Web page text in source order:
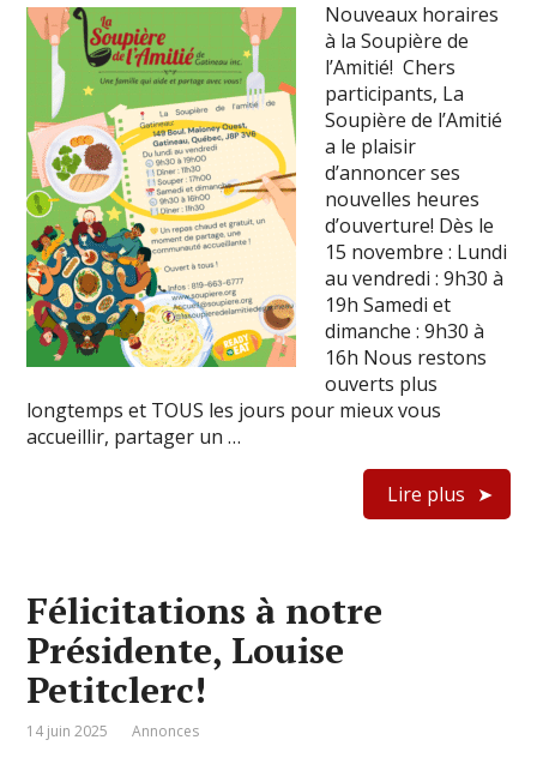
Nouveaux horaires
à la Soupière de
l’Amitié! Chers
participants, La
Soupière de l’Amitié
a le plaisir
d’annoncer ses
nouvelles heures
d’ouverture! Dès le
15 novembre : Lundi
au vendredi : 9h30 à
19h Samedi et
dimanche : 9h30 à
16h Nous restons
ouverts plus
longtemps et TOUS les jours pour mieux vous
accueillir, partager un …
Lire plus
Félicitations à notre
Présidente, Louise
Petitclerc!
14 juin 2025 Annonces